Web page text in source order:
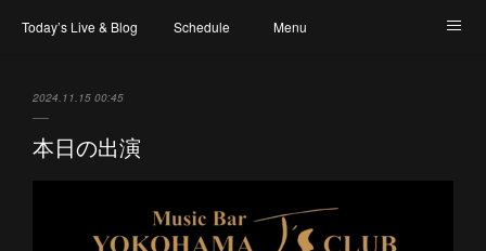
Today’s Live & Blog Schedule Menu
2024.11.15 00:45
本日の出演